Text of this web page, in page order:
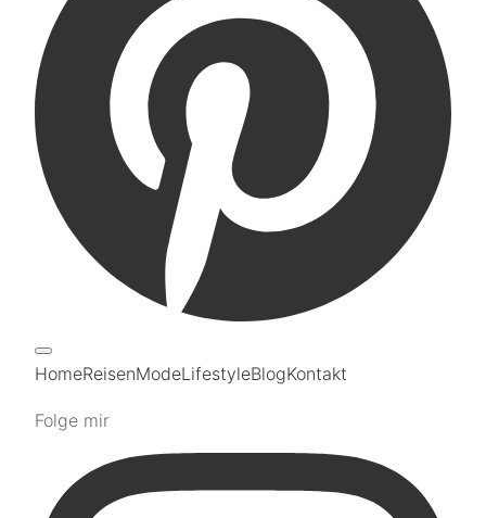
HomeReisenModeLifestyleBlogKontakt
Folge mir